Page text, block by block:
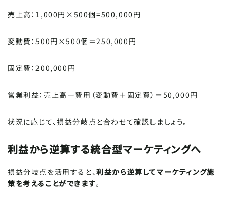
売上高：1,000円×500個=500,000円
変動費：500円×500個＝250,000円
固定費：200,000円
営業利益：売上高ー費用（変動費＋固定費）＝50,000円
状況に応じて、損益分岐点と合わせて確認しましょう。
利益から逆算する統合型マーケティングへ
損益分岐点を活用すると、利益から逆算してマーケティング施
策を考えることができます。